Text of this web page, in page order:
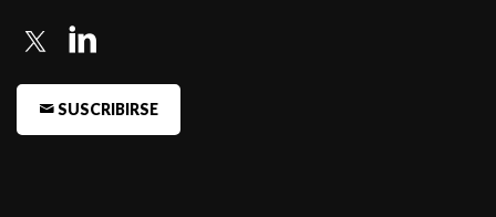
SUSCRIBIRSE